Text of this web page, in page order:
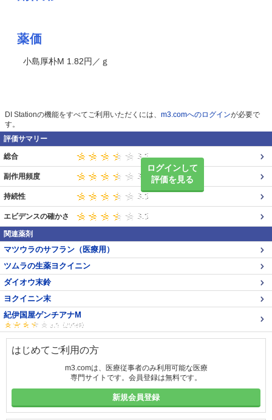
薬価
小島厚朴M 1.82円／ｇ
DI Stationの機能をすべてご利用いただくには、 m3.comへのログインが必要で
す。
評価サマリー
ログインして
評価を見る
総合
副作用頻度
持続性
エビデンスの確かさ
関連薬剤
マツウラのサフラン（医療用）
ツムラの生薬ヨクイニン
ダイオウ末鈴
ヨクイニン末
紀伊国屋ゲンチアナM
はじめてご利用の方
m3.comは、医療従事者のみ利用可能な医療
専門サイトです。会員登録は無料です。
新規会員登録